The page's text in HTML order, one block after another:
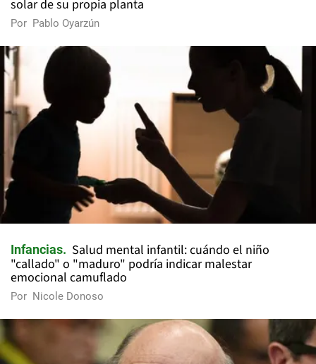
solar de su propia planta
Por Pablo Oyarzún
Infancias
Salud mental infantil: cuándo el niño
"callado" o "maduro" podría indicar malestar
emocional camuflado
Por Nicole Donoso